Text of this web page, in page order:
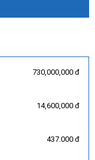
730,000,000 đ
14,600,000 đ
437.000 đ